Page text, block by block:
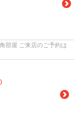
部屋 ご来店のご予約は